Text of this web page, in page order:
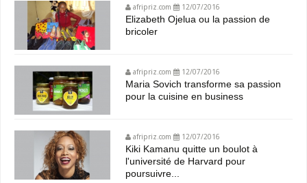
afripriz.com 12/07/2016
Elizabeth Ojelua ou la passion de
bricoler
afripriz.com 12/07/2016
Maria Sovich transforme sa passion
pour la cuisine en business
afripriz.com 12/07/2016
Kiki Kamanu quitte un boulot à
l'université de Harvard pour
poursuivre...